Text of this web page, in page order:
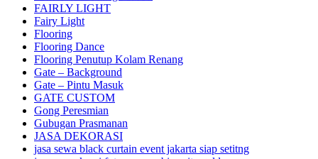
FAIRLY LIGHT
Fairy Light
Flooring
Flooring Dance
Flooring Penutup Kolam Renang
Gate – Background
Gate – Pintu Masuk
GATE CUSTOM
Gong Peresmian
Gubugan Prasmanan
JASA DEKORASI
jasa sewa black curtain event jakarta siap setitng